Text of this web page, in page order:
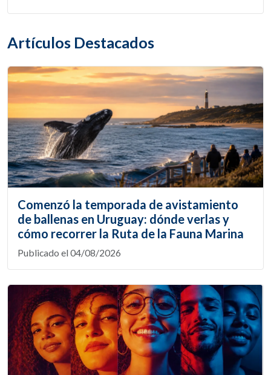
Artículos Destacados
Comenzó la temporada de avistamiento
de ballenas en Uruguay: dónde verlas y
cómo recorrer la Ruta de la Fauna Marina
Publicado el 04/08/2026